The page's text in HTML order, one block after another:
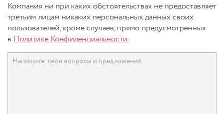
Компания ни при каких обстоятельствах не предоставляет
третьим лицам никаких персональных данных своих
пользователей, кроме случаев, прямо предусмотренных
в Политике Конфиденциальности.